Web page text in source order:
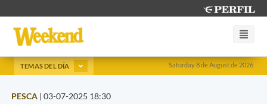
Saturday 8 de August de 2026
TEMAS DEL DÍA
PESCA | 03-07-2025 18:30